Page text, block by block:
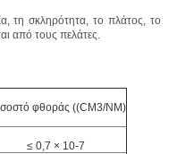
τη σκληρότητα, το πλάτος, το
από τους πελάτες.
φθοράς ((CM3/NM)
≤ 0,7 × 10-7